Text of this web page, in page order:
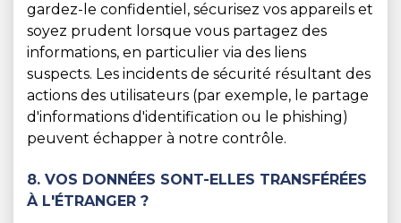
gardez-le confidentiel, sécurisez vos appareils et
soyez prudent lorsque vous partagez des
informations, en particulier via des liens
suspects. Les incidents de sécurité résultant des
actions des utilisateurs (par exemple, le partage
d'informations d'identification ou le phishing)
peuvent échapper à notre contrôle.
8. VOS DONNÉES SONT-ELLES TRANSFÉRÉES
À L'ÉTRANGER ?